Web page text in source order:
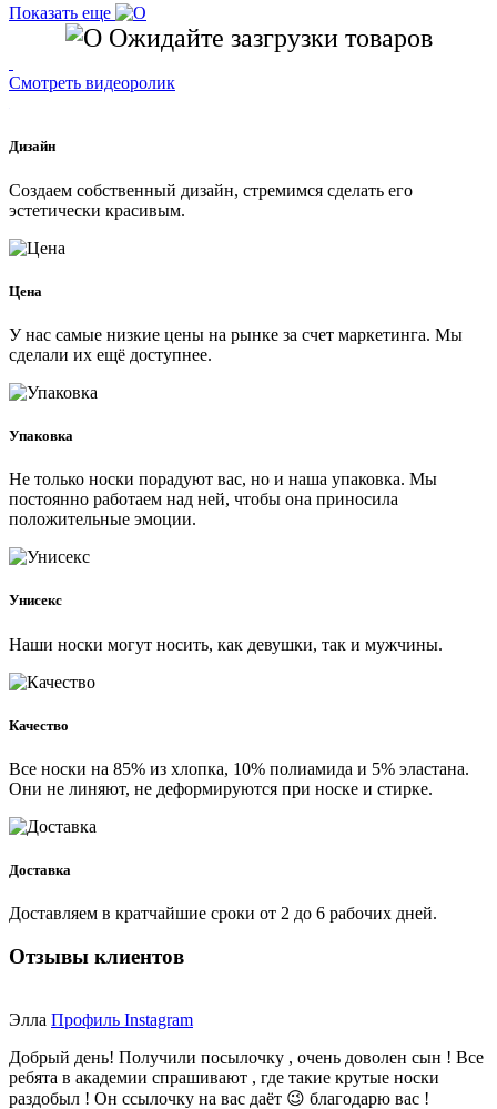
Показать еще
Ожидайте зазгрузки товаров
Смотреть видеоролик
Дизайн
Создаем собственный дизайн, стремимся сделать его
эстетически красивым.
Цена
У нас самые низкие цены на рынке за счет маркетинга. Мы
сделали их ещё доступнее.
Упаковка
Не только носки порадуют вас, но и наша упаковка. Мы
постоянно работаем над ней, чтобы она приносила
положительные эмоции.
Унисекс
Наши носки могут носить, как девушки, так и мужчины.
Качество
Все носки на 85% из хлопка, 10% полиамида и 5% эластана.
Они не линяют, не деформируются при носке и стирке.
Доставка
Доставляем в кратчайшие сроки от 2 до 6 рабочих дней.
Отзывы клиентов
Элла Профиль Instagram
Добрый день! Получили посылочку , очень доволен сын ! Все
ребята в академии спрашивают , где такие крутые носки
раздобыл ! Он ссылочку на вас даёт 😉 благодарю вас !